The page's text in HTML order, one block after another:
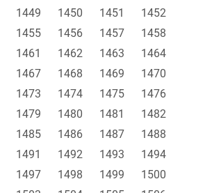
1449 1450 1451
1452
1455 1456 1457
1458
1461 1462 1463
1464
1467 1468 1469
1470
1473 1474 1475
1476
1479 1480 1481
1482
1485 1486 1487
1488
1491 1492 1493
1494
1497 1498 1499
1500